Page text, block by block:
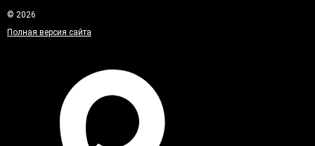
© 2026
Полная версия сайта